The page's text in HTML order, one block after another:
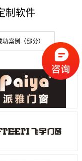
制软件
功案例（部分）